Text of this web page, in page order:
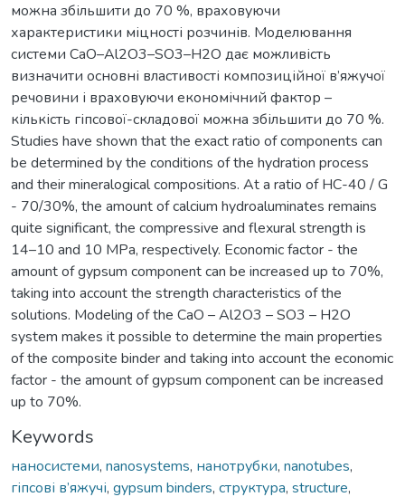
можна збільшити до 70 %, враховуючи
характеристики міцності розчинів. Моделювання
системи СаО–Al2O3–SO3–H2O дає можливість
визначити основні властивості композиційної в’яжучої
речовини і враховуючи економічний фактор –
кількість гіпсової-складової можна збільшити до 70 %.
Studies have shown that the exact ratio of components can
be determined by the conditions of the hydration process
and their mineralogical compositions. At a ratio of HC-40 / G
- 70/30%, the amount of calcium hydroaluminates remains
quite significant, the compressive and flexural strength is
14–10 and 10 MPa, respectively. Economic factor - the
amount of gypsum component can be increased up to 70%,
taking into account the strength characteristics of the
solutions. Modeling of the CaO – Al2O3 – SO3 – H2O
system makes it possible to determine the main properties
of the composite binder and taking into account the economic
factor - the amount of gypsum component can be increased
up to 70%.
Keywords
наносистеми, nanosystems, нанотрубки, nanotubes,
гіпсові в’яжучі, gypsum binders, структура, structure,